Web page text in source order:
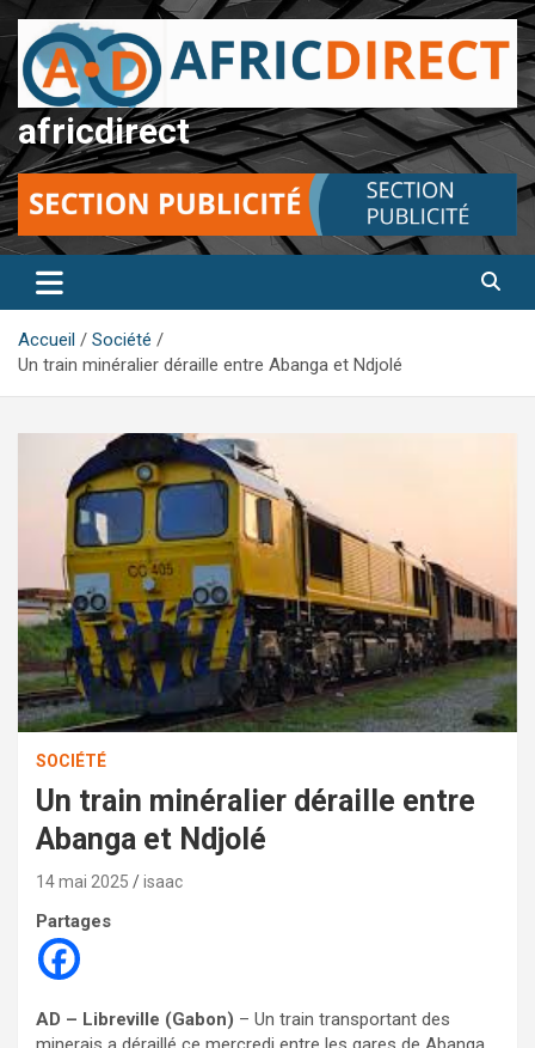
Aller
au
contenu
africdirect
Accueil
Société
Un train minéralier déraille entre Abanga et Ndjolé
SOCIÉTÉ
Un train minéralier déraille entre
Abanga et Ndjolé
14 mai 2025 isaac
Partages
AD – Libreville (Gabon) – Un train transportant des